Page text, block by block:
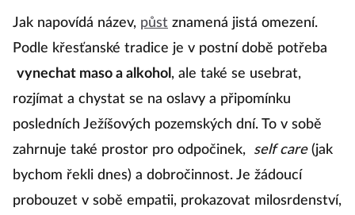
Jak napovídá název, půst znamená jistá omezení.
Podle křesťanské tradice je v postní době potřeba
vynechat maso a alkohol , ale také se usebrat,
rozjímat a chystat se na oslavy a připomínku
posledních Ježíšových pozemských dní. To v sobě
zahrnuje také prostor pro odpočinek,
self care(jak
bychom řekli dnes) a dobročinnost. Je žádoucí
probouzet v sobě empatii, prokazovat milosrdenství,